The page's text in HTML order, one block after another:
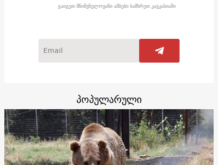
გაიგეთ მნიშვნელოვანი ამბები სამხრეთ კავკასიაში
პოპულარული